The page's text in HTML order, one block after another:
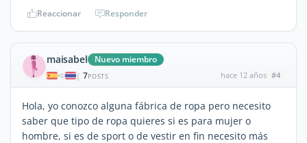
Reaccionar Responder
maisabel Nuevo miembro
| 7POSTS hace 12 años #4
Hola, yo conozco alguna fábrica de ropa pero necesito
saber que tipo de ropa quieres si es para mujer o
hombre, si es de sport o de vestir en fin necesito más